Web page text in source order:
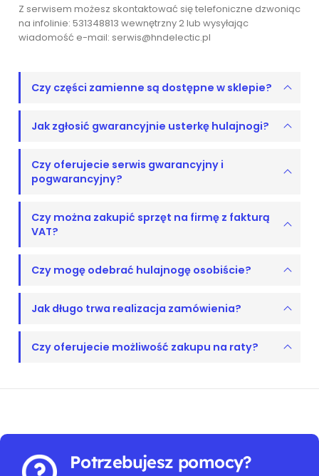
Z serwisem możesz skontaktować się telefoniczne dzwoniąc
na infolinie: 531348813 wewnętrzny 2 lub wysyłając
wiadomość e-mail: serwis@hndelectic.pl
Czy części zamienne są dostępne w sklepie?
Jak zgłosić gwarancyjnie usterkę hulajnogi?
Czy oferujecie serwis gwarancyjny i
pogwarancyjny?
Czy można zakupić sprzęt na firmę z fakturą
VAT?
Czy mogę odebrać hulajnogę osobiście?
Jak długo trwa realizacja zamówienia?
Czy oferujecie możliwość zakupu na raty?
Potrzebujesz pomocy?